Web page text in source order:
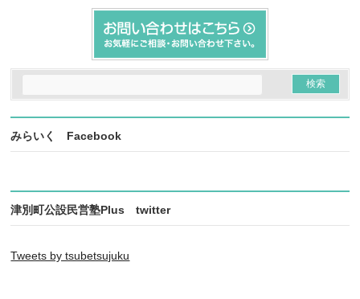
みらいく Facebook
津別町公設民営塾Plus twitter
Tweets by tsubetsujuku